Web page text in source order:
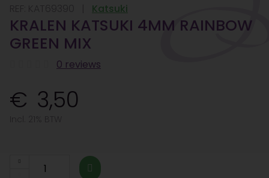
Katsuki
KRALEN KATSUKI 4MM RAINBOW
GREEN MIX
0 reviews
3,50